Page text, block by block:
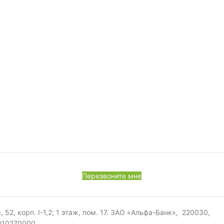
Перезвоните мне
корп. I-1,2; 1 этаж, пом. 17. ЗАО «Альфа-Банк», 220030,